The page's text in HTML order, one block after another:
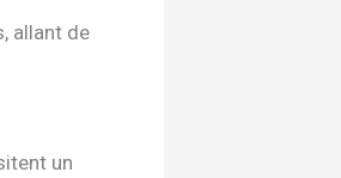
allant de
un